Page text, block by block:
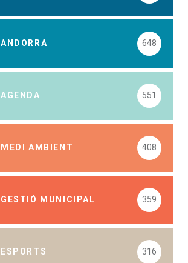
ANDORRA 648
AGENDA 551
MEDI AMBIENT 408
GESTIÓ MUNICIPAL 359
ESPORTS 316